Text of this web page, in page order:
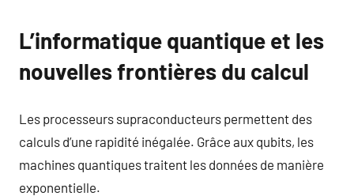
L’informatique quantique et les
nouvelles frontières du calcul
Les processeurs supraconducteurs permettent des
calculs d’une rapidité inégalée. Grâce aux qubits, les
machines quantiques traitent les données de manière
exponentielle.